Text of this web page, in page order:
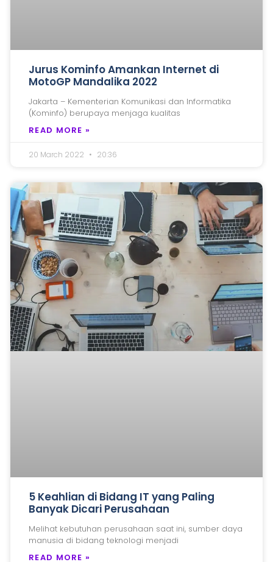
Jurus Kominfo Amankan Internet di
MotoGP Mandalika 2022
Jakarta – Kementerian Komunikasi dan Informatika
(Kominfo) berupaya menjaga kualitas
READ MORE »
20 March 2022 20:36
5 Keahlian di Bidang IT yang Paling
Banyak Dicari Perusahaan
Melihat kebutuhan perusahaan saat ini, sumber daya
manusia di bidang teknologi menjadi
READ MORE »